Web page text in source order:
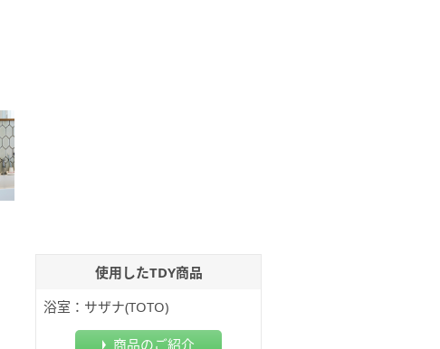
使用したTDY商品
浴室：サザナ(TOTO)
商品のご紹介